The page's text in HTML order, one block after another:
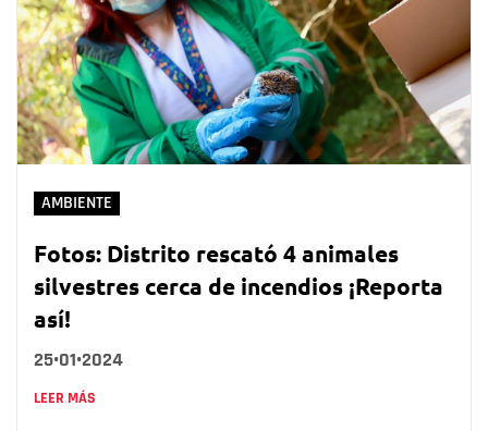
AMBIENTE
Fotos: Distrito rescató 4 animales
silvestres cerca de incendios ¡Reporta
así!
25•01•2024
LEER MÁS